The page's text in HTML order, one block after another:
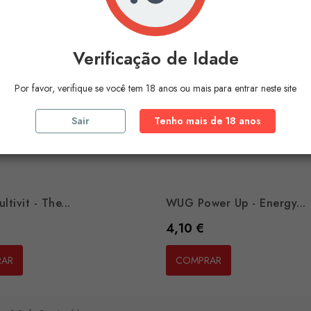
- The... WUG Power Up - Energy...
Preço
4,10 €
COMPRAR
Verificação de Idade
Por favor, verifique se você tem 18 anos ou mais para entrar neste site
Sair Tenho mais de 18 anos